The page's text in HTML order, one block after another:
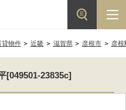
貸物件 近畿 滋賀県 彦根市 彦根
[049501-23835c]